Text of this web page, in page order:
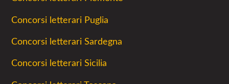
Concorsi letterari Puglia
Concorsi letterari Sardegna
Concorsi letterari Sicilia